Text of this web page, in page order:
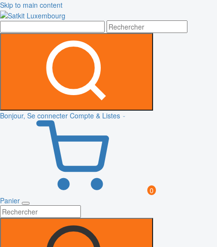
Skip to main content
Bonjour, Se connecter Compte & Listes
0
Panier